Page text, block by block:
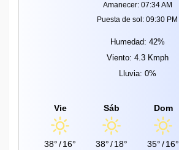
Amanecer: 07:34 AM
Puesta de sol: 09:30 PM
Humedad: 42%
Viento: 4.3 Kmph
Lluvia: 0%
Vie
38°/16°
Sáb
38°/18°
Dom
35°/16°